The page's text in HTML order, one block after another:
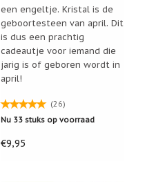
een engeltje. Kristal is de
geboortesteen van april. Dit
is dus een prachtig
cadeautje voor iemand die
jarig is of geboren wordt in
april!
(26)
Nu 33 stuks op voorraad
€9,95